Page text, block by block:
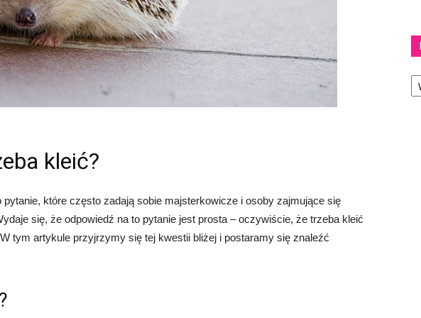
kleić?
pytanie, które często zadają sobie majsterkowicze i osoby zajmujące się
się, że odpowiedź na to pytanie jest prosta – oczywiście, że trzeba kleić
tym artykule przyjrzymy się tej kwestii bliżej i postaramy się znaleźć